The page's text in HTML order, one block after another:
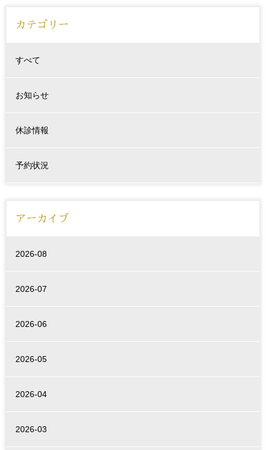
カテゴリー
すべて
お知らせ
休診情報
予約状況
アーカイブ
2026-08
2026-07
2026-06
2026-05
2026-04
2026-03